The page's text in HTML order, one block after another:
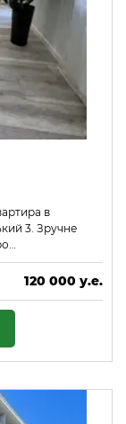
в
3. Зручне
120 000 у.е.
5 160 000 ₴